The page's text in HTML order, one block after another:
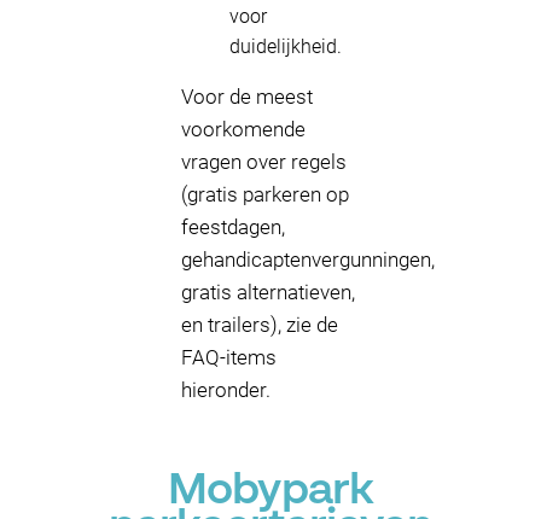
voor
duidelijkheid.
Voor de meest
voorkomende
vragen over regels
(gratis parkeren op
feestdagen,
gehandicaptenvergunningen,
gratis alternatieven,
en trailers), zie de
FAQ-items
hieronder.
Mobypark